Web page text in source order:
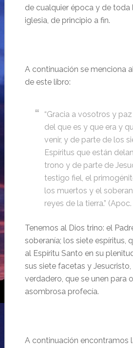
de cualquier época y de toda
iglesia, de principio a fin.
A continuación se menciona
de este libro:
“Gracia a vosotros y
del que es y que era y
venir, y de parte de los
Espíritus que están
trono y de parte de
testigo fiel, el
los muertos y el
reyes de la tierra.” (Apoc.
Tenemos al Dios trino: el
soberanía; los siete espíritus,
al Espíritu Santo en su
sus siete facetas y
verdadero, que se unen para
asombrosa profecía.
A continuación encontramos